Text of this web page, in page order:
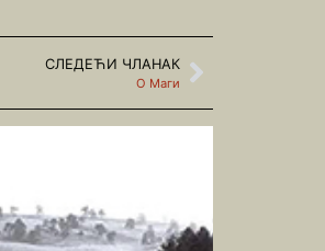
СЛЕДЕЋИ ЧЛАНАК
О Маги